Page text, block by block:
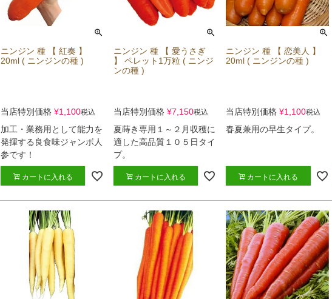
ニンジン 種 【 紅奏 】
20ml ( ニンジンの種 )
当店特別価格 ¥1,100税込
加工・業務用として能力を
発揮する良食味ジャンボ人
参です！
カートに入れる
ニンジン 種 【 愛うさぎ
】 ペレット1万粒 ( ニンジ
ンの種 )
当店特別価格 ¥7,150税込
夏蒔き専用１～２月収穫に
適した高品質１０５日タイ
プ。
カートに入れる
ニンジン 種 【 恋美人 】
20ml ( ニンジンの種 )
当店特別価格 ¥1,100税込
春夏兼用の早生タイプ。
カートに入れる